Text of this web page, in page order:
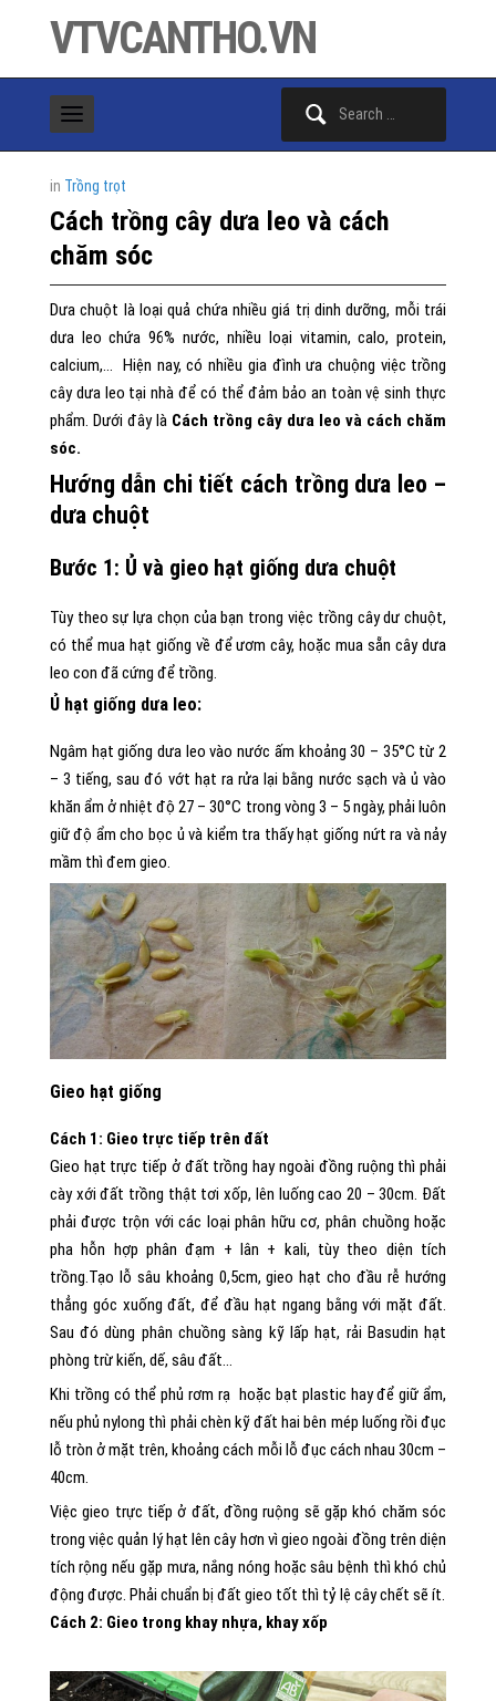
VTVCANTHO.VN
in Trồng trọt
Cách trồng cây dưa leo và cách
chăm sóc
Dưa chuột là loại quả chứa nhiều giá trị dinh dưỡng, mỗi trái
dưa leo chứa 96% nước, nhiều loại vitamin, calo, protein,
calcium,… Hiện nay, có nhiều gia đình ưa chuộng việc trồng
cây dưa leo tại nhà để có thể đảm bảo an toàn vệ sinh thực
phẩm. Dưới đây là Cách trồng cây dưa leo và cách chăm
sóc.
Hướng dẫn chi tiết cách trồng dưa leo –
dưa chuột
Bước 1: Ủ và gieo hạt giống dưa chuột
Tùy theo sự lựa chọn của bạn trong việc trồng cây dư chuột,
có thể mua hạt giống về để ươm cây, hoặc mua sẵn cây dưa
leo con đã cứng để trồng.
Ủ hạt giống dưa leo:
Ngâm hạt giống dưa leo vào nước ấm khoảng 30 – 35°C từ 2
– 3 tiếng, sau đó vớt hạt ra rửa lại bằng nước sạch và ủ vào
khăn ẩm ở nhiệt độ 27 – 30°C trong vòng 3 – 5 ngày, phải luôn
giữ độ ẩm cho bọc ủ và kiểm tra thấy hạt giống nứt ra và nảy
mầm thì đem gieo.
Gieo hạt giống
Cách 1: Gieo trực tiếp trên đất
Gieo hạt trực tiếp ở đất trồng hay ngoài đồng ruộng thì phải
cày xới đất trồng thật tơi xốp, lên luống cao 20 – 30cm. Đất
phải được trộn với các loại phân hữu cơ, phân chuồng hoặc
pha hỗn hợp phân đạm + lân + kali, tùy theo diện tích
trồng.Tạo lỗ sâu khoảng 0,5cm, gieo hạt cho đầu rễ hướng
thẳng góc xuống đất, để đầu hạt ngang bằng với mặt đất.
Sau đó dùng phân chuồng sàng kỹ lấp hạt, rải Basudin hạt
phòng trừ kiến, dế, sâu đất…
Khi trồng có thể phủ rơm rạ hoặc bạt plastic hay để giữ ẩm,
nếu phủ nylong thì phải chèn kỹ đất hai bên mép luống rồi đục
lỗ tròn ở mặt trên, khoảng cách mỗi lỗ đục cách nhau 30cm –
40cm.
Việc gieo trực tiếp ở đất, đồng ruộng sẽ gặp khó chăm sóc
trong việc quản lý hạt lên cây hơn vì gieo ngoài đồng trên diện
tích rộng nếu gặp mưa, nắng nóng hoặc sâu bệnh thì khó chủ
động được. Phải chuẩn bị đất gieo tốt thì tỷ lệ cây chết sẽ ít.
Cách 2: Gieo trong khay nhựa, khay xốp